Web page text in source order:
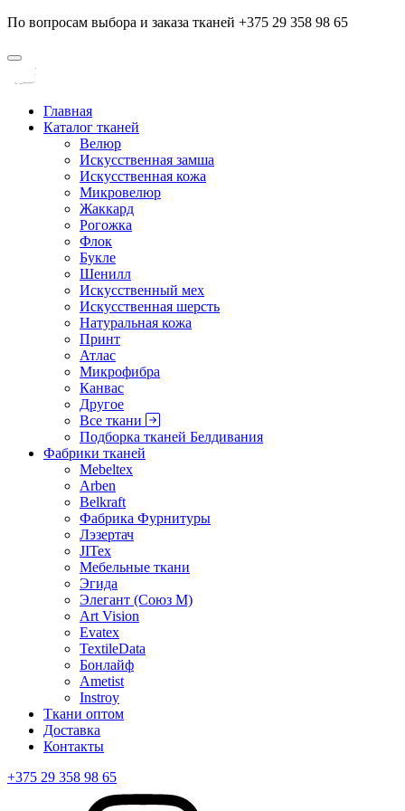
По вопросам выбора и заказа тканей +375 29 358 98 65
Главная
Каталог тканей
Велюр
Искусственная замша
Искусственная кожа
Микровелюр
Жаккард
Рогожка
Флок
Букле
Шенилл
Искусственный мех
Искусственная шерсть
Натуральная кожа
Принт
Атлас
Микрофибра
Канвас
Другое
Все ткани
Подборка тканей Белдивания
Фабрики тканей
Mebeltex
Arben
Belkraft
Фабрика Фурнитуры
Лэзертач
JITex
Мебельные ткани
Эгида
Элегант (Союз М)
Art Vision
Evatex
TextileData
Бонлайф
Ametist
Instroy
Ткани оптом
Доставка
Контакты
+375 29 358 98 65